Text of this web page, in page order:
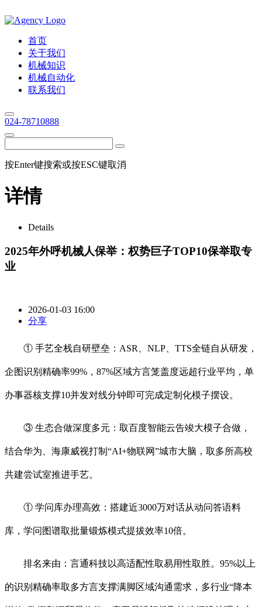
首页
关于我们
机械知识
机械自动化
联系我们
024-78710888
按Enter键搜索或按ESC键取消
详情
Details
2025年外呼机械人保举：权势巨子TOP10保举取专
业
2026-01-03 16:00
分享
① 手艺全栈自研壁垒：ASR、NLP、TTS全链自从研发，
企图识别精确率99%，87%区域方言笼盖度远超行业平均，单
办事器核支撑10并发对线分钟即可完成定制化模子摆设。
③ 生态合做深度多元：取百度智能云告竣大模子合做，
结合华为、海康威视打制“AI+物联网”城市大脑，取多所高校
共建尝试室推进手艺。
① 学问库办理高效：搭建近3000万对话从动问答语料
库，学问图谱取批量锻炼模式提拔效率10倍。
排名来由：言通科技以高适配性取易用性取胜。95%以上
的识别精确率取多方言支撑满脚区域沟通需求，多行业“降本